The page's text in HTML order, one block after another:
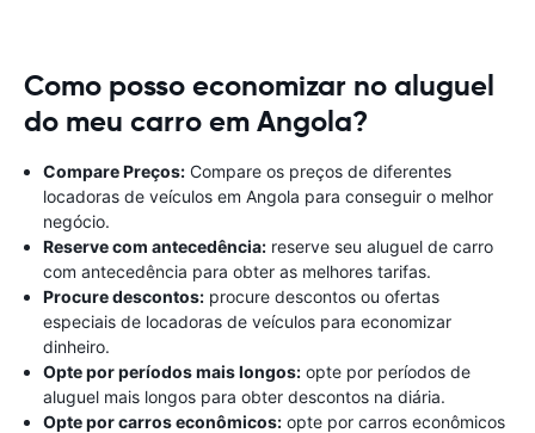
Como posso economizar no aluguel
do meu carro em Angola?
Compare Preços: Compare os preços de diferentes
locadoras de veículos em Angola para conseguir o melhor
negócio.
Reserve com antecedência: reserve seu aluguel de carro
com antecedência para obter as melhores tarifas.
Procure descontos: procure descontos ou ofertas
especiais de locadoras de veículos para economizar
dinheiro.
Opte por períodos mais longos: opte por períodos de
aluguel mais longos para obter descontos na diária.
Opte por carros econômicos: opte por carros econômicos